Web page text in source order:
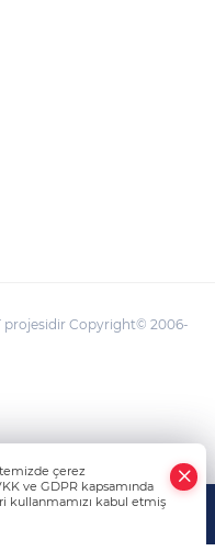
projesidir Copyright© 2006-
çerez
ve GDPR kapsamında
kullanmamızı kabul etmiş